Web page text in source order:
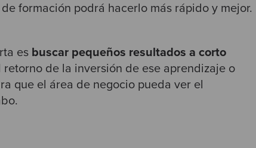
formación podrá hacerlo más rápido y mejor.
es buscar pequeños resultados a corto
de la inversión de ese aprendizaje o
que el área de negocio pueda ver el